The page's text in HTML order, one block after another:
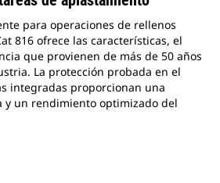
para operaciones de rellenos
816 ofrece las características, el
que provienen de más de 50 años
La protección probada en el
integradas proporcionan una
un rendimiento optimizado del